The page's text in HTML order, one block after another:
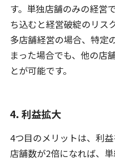
す。単独店舗のみの経営
ち込むと経営破綻のリス
多店舗経営の場合、特定
まった場合でも、他の店
とが可能です。
4. 利益拡大
4つ目のメリットは、利益
店舗数が2倍になれば、